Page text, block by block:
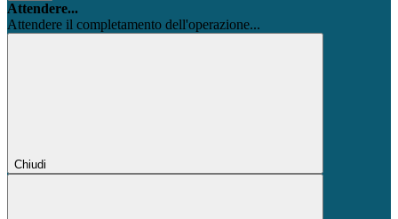
Attendere...
Attendere il completamento dell'operazione...
Chiudi